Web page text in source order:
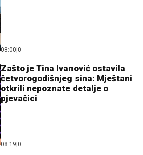
08:00 0
Zašto je Tina Ivanović ostavila
četvorogodišnjeg sina: Mještani
otkrili nepoznate detalje o
pjevačici
08:19 0